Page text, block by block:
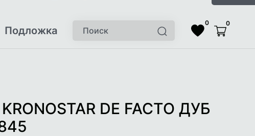
Подложка
Список
0
Корзина
0
DE FACTO ДУБ